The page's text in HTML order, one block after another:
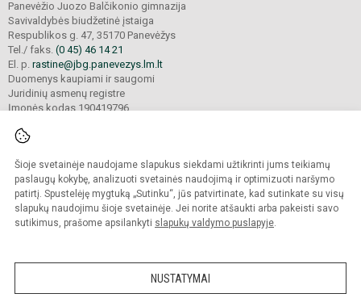
Šioje svetainėje naudojame slapukus siekdami užtikrinti jums teikiamų
paslaugų kokybę, analizuoti svetainės naudojimą ir optimizuoti naršymo
patirtį. Spustelėję mygtuką „Sutinku“, jūs patvirtinate, kad sutinkate su visų
slapukų naudojimu šioje svetainėje. Jei norite atšaukti arba pakeisti savo
sutikimus, prašome apsilankyti slapukų valdymo puslapyje.
NUSTATYMAI
Panevėžio Juozo Balčikonio gimnazija
Savivaldybės biudžetinė įstaiga
Respublikos g. 47, 35170 Panevėžys
Tel./ faks. (0 45) 46 14 21
El. p. rastine@jbg.panevezys.lm.lt
Duomenys kaupiami ir saugomi
Juridinių asmenų registre
Įmonės kodas 190419796
© 2026. Panevėžio Juozo Balčikonio gimnazija. Visos teisės saugomos.
Kopijuoti turinį be raštiško gimnazijos sutikimo griežtai draudžiama.
Prieinamumo paraiška Slapukų politika
Sumanus būdas atnaujinti